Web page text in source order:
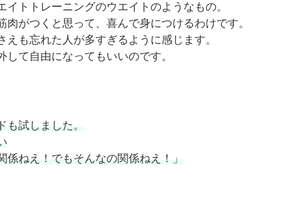
トトレーニングのウエイトのようなもの。
がつくと思って、喜んで身につけるわけです。
も忘れた人が多すぎるように感じます。
て自由になってもいいのです。
も試しました。
ねえ！でもそんなの関係ねえ！」